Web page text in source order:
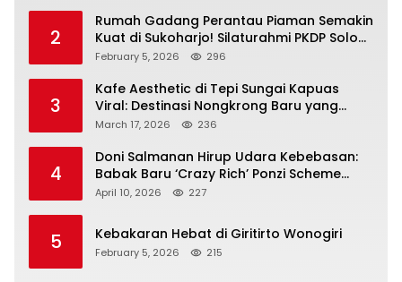
2
Rumah Gadang Perantau Piaman Semakin
Kuat di Sukoharjo! Silaturahmi PKDP Solo
Raya, SK Korda 2026–2031 Resmi
February 5, 2026 296
3
Kafe Aesthetic di Tepi Sungai Kapuas
Viral: Destinasi Nongkrong Baru yang
Menarik Perhatian Warga Pontianak
March 17, 2026 236
4
Doni Salmanan Hirup Udara Kebebasan:
Babak Baru ‘Crazy Rich’ Ponzi Scheme
Indonesia
April 10, 2026 227
5 Kebakaran Hebat di Giritirto Wonogiri
February 5, 2026 215